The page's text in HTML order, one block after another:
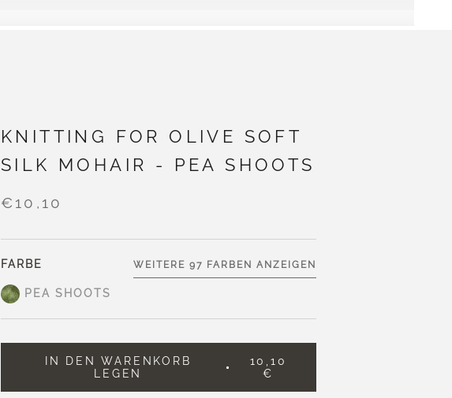
KNITTING FOR OLIVE SOFT
SILK MOHAIR - PEA SHOOTS
€10,10
FARBE
PEA SHOOTS
WEITERE 97 FARBEN ANZEIGEN
IN DEN WARENKORB
LEGEN
10,10
€